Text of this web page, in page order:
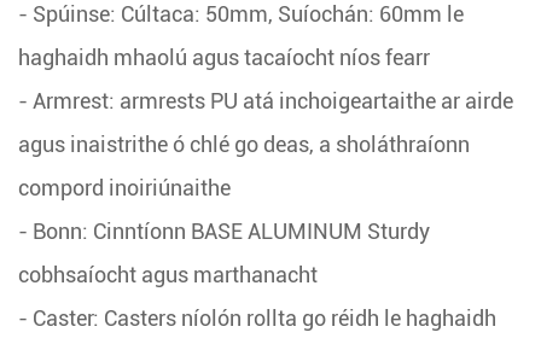
- Spúinse: Cúltaca: 50mm, Suíochán: 60mm le
haghaidh mhaolú agus tacaíocht níos fearr
- Armrest: armrests PU atá inchoigeartaithe ar airde
agus inaistrithe ó chlé go deas, a sholáthraíonn
compord inoiriúnaithe
- Bonn: Cinntíonn BASE ALUMINUM Sturdy
cobhsaíocht agus marthanacht
- Caster: Casters níolón rollta go réidh le haghaidh